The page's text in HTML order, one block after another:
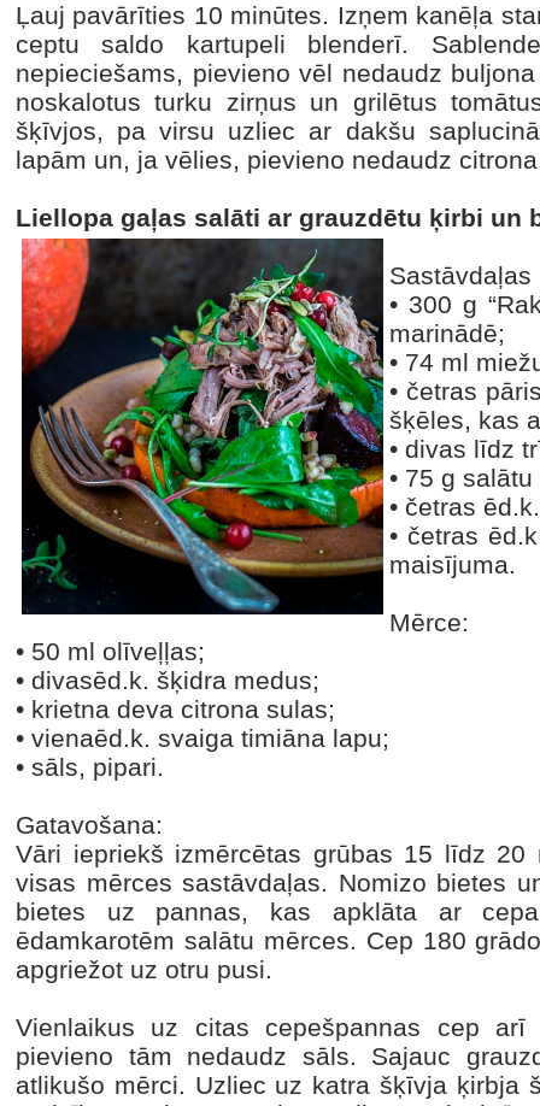
Ļauj pavārīties 10 minūtes. Izņem kanēļa
ceptu saldo kartupeli blenderī.
nepieciešams, pievieno vēl nedaudz
noskalotus turku zirņus un grilētus
šķīvjos, pa virsu uzliec ar dakšu
lapām un, ja vēlies, pievieno nedaudz
Liellopa gaļas salāti ar grauzdētu ķirbi un
Sastāvdaļas
• 300 g
marinādē;
• 74 ml
• četras
šķēles, kas
• divas līdz
• 75 g
• četras
• četras
maisījuma.
Mērce:
• 50 ml olīveļļas;
• divasēd.k. šķidra medus;
• krietna deva citrona sulas;
• vienaēd.k. svaiga timiāna lapu;
• sāls, pipari.
Gatavošana:
Vāri iepriekš izmērcētas grūbas 15 līdz
visas mērces sastāvdaļas. Nomizo bietes
bietes uz pannas, kas apklāta ar
ēdamkarotēm salātu mērces. Cep 180
apgriežot uz otru pusi.
Vienlaikus uz citas cepešpannas cep
pievieno tām nedaudz sāls. Sajauc
atlikušo mērci. Uzliec uz katra šķīvja ķirbja